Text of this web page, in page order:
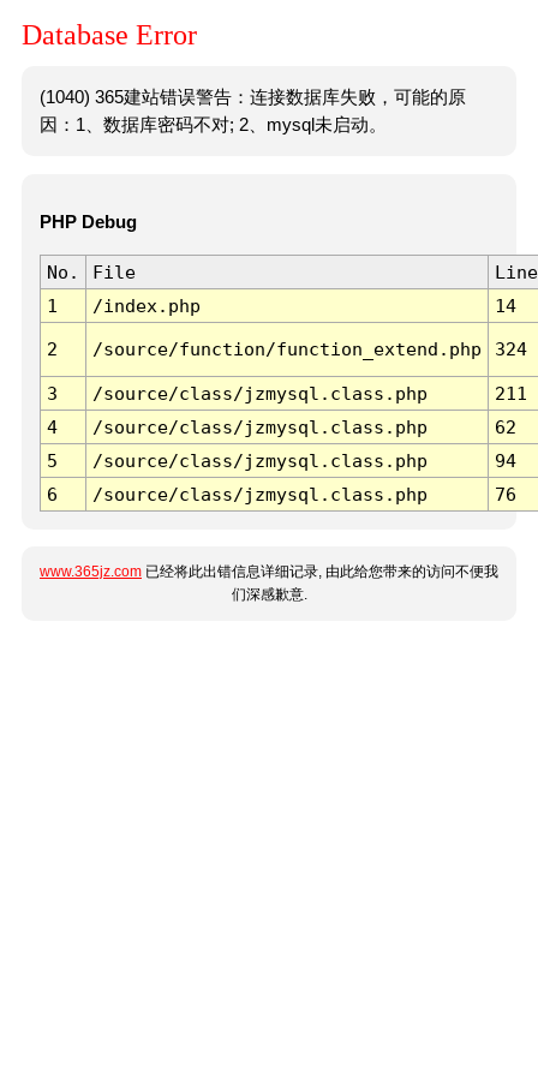
Database Error
(1040) 365建站错误警告：连接数据库失败，可能的原
因：1、数据库密码不对; 2、mysql未启动。
PHP Debug
No. File
Line
1
/index.php 14
2 /source/function/function_extend.php 324
3 /source/class/jzmysql.class.php
211
4
/source/class/jzmysql.class.php
62
5
/source/class/jzmysql.class.php
94
6
/source/class/jzmysql.class.php 76
www.365jz.com 已经将此出错信息详细记录, 由此给您带来的访问不便我
们深感歉意.